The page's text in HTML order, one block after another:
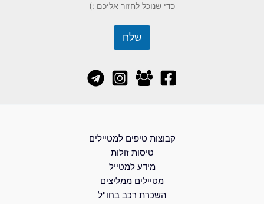
כדי שנוכל לחזור אליכם :)
שלח
קבוצות טיפים למטיילים
טיסות זולות
מידע למטייל
מטיילים ממליצים
השכרת רכב בחו"ל